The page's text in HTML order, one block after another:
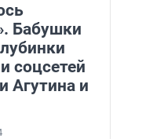
Бабушки
соцсетей
Агутина и